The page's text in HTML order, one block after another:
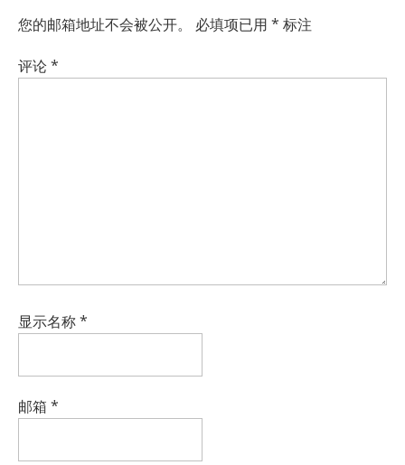
您的邮箱地址不会被公开。 必填项已用 * 标注
评论*
显示名称*
邮箱 *